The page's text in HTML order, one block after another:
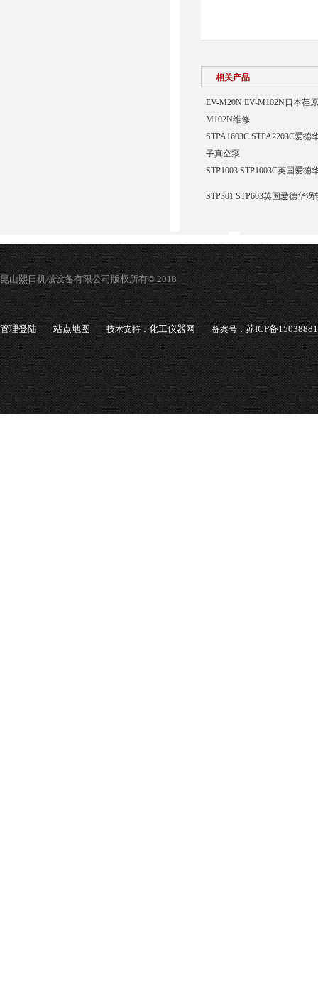
相关产品
EV-M20N EV-M102N日本荏
M102N维修
STPA1603C STPA2203C爱德
子真空泵
STP1003 STP1003C英国爱德
STP301 STP603英国爱德华
昆山熙日机械设备有限公司版权所有© 2018
管理登陆 站点地图 技术支持：化工仪器网 备案号：苏ICP备